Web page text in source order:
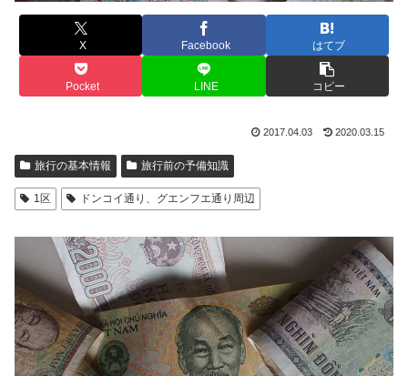
X Facebook はてブ
Pocket LINE コピー
2017.04.03 2020.03.15
旅行の基本情報 旅行前の予備知識
1区 ドンコイ通り、グエンフエ通り周辺